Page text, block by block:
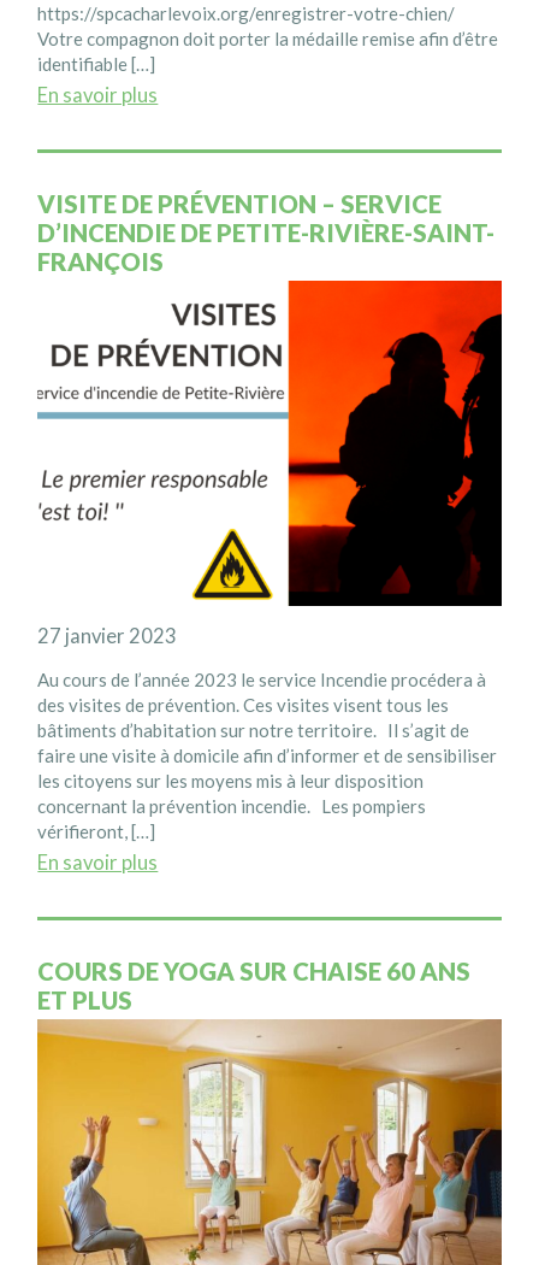
https://spcacharlevoix.org/enregistrer-votre-chien/
Votre compagnon doit porter la médaille remise afin d’être
identifiable […]
En savoir plus
VISITE DE PRÉVENTION – SERVICE
D’INCENDIE DE PETITE-RIVIÈRE-SAINT-
FRANÇOIS
27 janvier 2023
Au cours de l’année 2023 le service Incendie procédera à
des visites de prévention. Ces visites visent tous les
bâtiments d’habitation sur notre territoire. Il s’agit de
faire une visite à domicile afin d’informer et de sensibiliser
les citoyens sur les moyens mis à leur disposition
concernant la prévention incendie. Les pompiers
vérifieront, […]
En savoir plus
COURS DE YOGA SUR CHAISE 60 ANS
ET PLUS